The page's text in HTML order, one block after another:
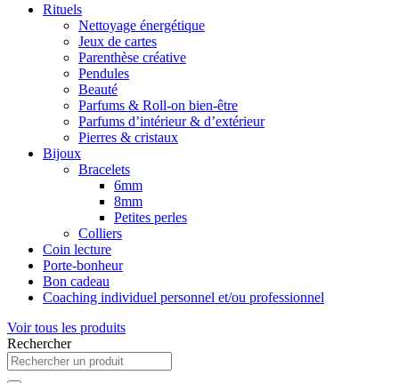
Rituels
Nettoyage énergétique
Jeux de cartes
Parenthèse créative
Pendules
Beauté
Parfums & Roll-on bien-être
Parfums d’intérieur & d’extérieur
Pierres & cristaux
Bijoux
Bracelets
6mm
8mm
Petites perles
Colliers
Coin lecture
Porte-bonheur
Bon cadeau
Coaching individuel personnel et/ou professionnel
Voir tous les produits
Rechercher